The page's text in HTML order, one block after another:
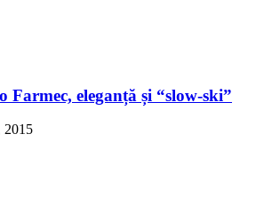
Farmec, eleganță și “slow-ski”
2015